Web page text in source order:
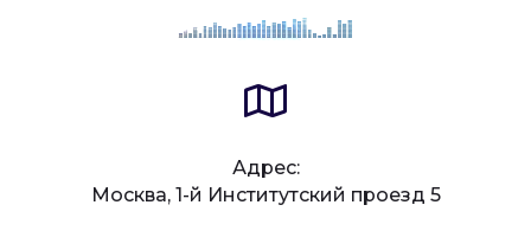
Адрес:
Москва, 1-й Институтский проезд 5